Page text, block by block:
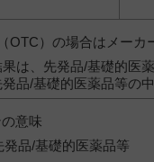
OTC）の場合はメーカ
は、先発品/基礎的医
発品/基礎的医薬品等の
意味
発品/基礎的医薬品等